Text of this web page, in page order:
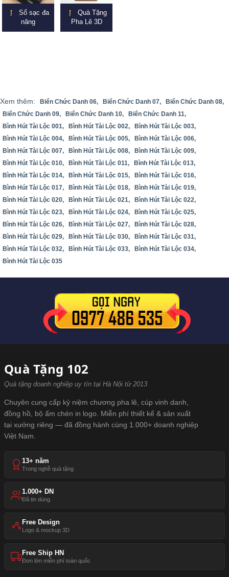
Sổ sạc đa
năng
Quà Tặng
Pha Lê 3D
Xem thêm: Biển Chức Danh 06, Biển Chức Danh 07,
Biển Chức Danh 08,
Biển Chức Danh 09,
Biển Chức Danh 10,
Biển Chức Danh 11,
Bình Hút Tài Lộc 001,
Bình Hút Tài Lộc 002,
Bình Hút Tài Lộc 003,
Bình Hút Tài Lộc 004,
Bình Hút Tài Lộc 005,
Bình Hút Tài Lộc 006,
Bình Hút Tài Lộc 007,
Bình Hút Tài Lộc 008,
Bình Hút Tài Lộc 009,
Bình Hút Tài Lộc 010,
Bình Hút Tài Lộc 011,
Bình Hút Tài Lộc 013,
Bình Hút Tài Lộc 014,
Bình Hút Tài Lộc 015,
Bình Hút Tài Lộc 016,
Bình Hút Tài Lộc 017,
Bình Hút Tài Lộc 018,
Bình Hút Tài Lộc 019,
Bình Hút Tài Lộc 020,
Bình Hút Tài Lộc 021,
Bình Hút Tài Lộc 022,
Bình Hút Tài Lộc 023,
Bình Hút Tài Lộc 024,
Bình Hút Tài Lộc 025,
Bình Hút Tài Lộc 026,
Bình Hút Tài Lộc 027,
Bình Hút Tài Lộc 028,
Bình Hút Tài Lộc 029,
Bình Hút Tài Lộc 030,
Bình Hút Tài Lộc 031,
Bình Hút Tài Lộc 032,
Bình Hút Tài Lộc 033,
Bình Hút Tài Lộc 034,
Bình Hút Tài Lộc 035
Quà Tặng 102
Quà tặng doanh nghiệp uy tín tại Hà Nội từ 2013
Chuyên cung cấp kỷ niệm chương pha lê, cúp vinh danh,
đồng hồ, bộ ấm chén in logo. Miễn phí thiết kế & sản xuất
tại xưởng riêng — đã đồng hành cùng 1.000+ doanh nghiệp
Việt Nam.
13+ năm
Trong nghề quà tặng
1.000+ DN
Đã tin dùng
Free Design
Logo & mockup 3D
Free Ship HN
Đơn lớn miễn phí toàn quốc